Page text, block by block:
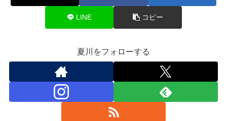
LINE コピー
夏川をフォローする